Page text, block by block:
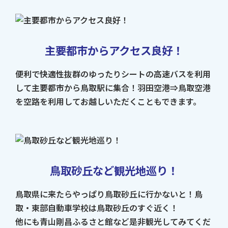
主要都市からアクセス良好！
便利で快適性抜群のゆったりシートの高速バスを利用
して主要都市から鳥取駅に集合！羽田空港⇒鳥取空港
を空路を利用してお越しいただくこともできます。
鳥取砂丘など観光地巡り！
鳥取県に来たらやっぱり鳥取砂丘に行かないと！鳥
取・東部自動車学校は鳥取砂丘のすぐ近く！
他にも青山剛昌ふるさと館など是非観光してみてくだ